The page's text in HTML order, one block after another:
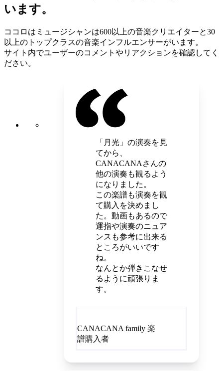
います。
ココロはミュージシャンは600以上の音楽クリエイターと30
以上のトップクラスの音楽インフルエンサーがいます。
サイト内でユーザーのコメントやリアクションを確認してく
ださい。
「月光」の演奏を見
てから、
CANACANAさんの
他の演奏も観るよう
になりました。
この楽譜も演奏を観
て購入を決めまし
た。動画もあるので
運指や演奏のニュア
ンスも参考に出来る
ところがいいです
ね。
なんとか弾きこなせ
るように頑張りま
す。
CANACANA family 楽
譜購入者